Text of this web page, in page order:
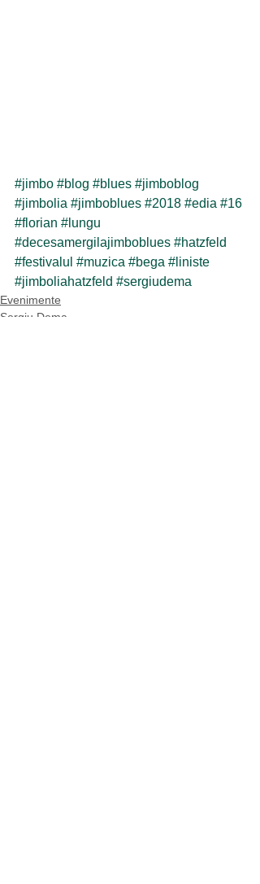
#jimbo #blog #blues #jimboblog
#jimbolia #jimboblues #2018 #edia #16
#florian #lungu
#decesamergilajimboblues #hatzfeld
#festivalul #muzica #bega #liniste
#jimboliahatzfeld #sergiudema
Evenimente
Sergiu Dema